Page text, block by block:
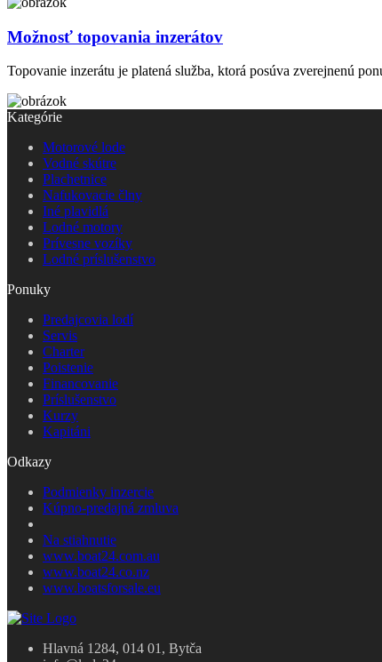
Možnosť topovania inzerátov
Topovanie inzerátu je platená služba, ktorá posúva zverejnenú
Kategórie
Motorové lode
Vodné skútre
Plachetnice
Nafukovacie člny
Iné plavidlá
Lodné motory
Prívesne vozíky
Lodné príslušenstvo
Ponuky
Predajcovia lodí
Servis
Charter
Poistenie
Financovanie
Príslušenstvo
Kurzy
Kapitáni
Odkazy
Podmienky inzercie
Kúpno-predajná zmluva
Na stiahnutie
www.boat24.com.au
www.boat24.co.nz
www.boatsforsale.eu
Hlavná 1284, 014 01, Bytča